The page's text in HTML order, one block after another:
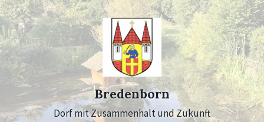
Skip
to
content
Skip
to
main
navigation
Skip
to
footer
Bredenborn
Dorf mit Zusammenhalt und Zukunft